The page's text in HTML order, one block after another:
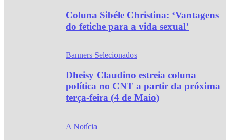
Coluna Sibéle Christina: ‘Vantagens
do fetiche para a vida sexual’
Banners Selecionados
Dheisy Claudino estreia coluna
política no CNT a partir da próxima
terça-feira (4 de Maio)
A Notícia